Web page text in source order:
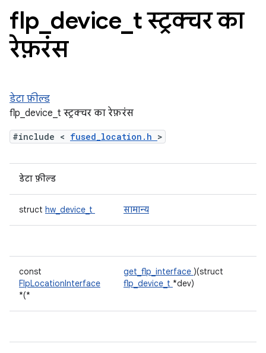
flp device t स्ट्रक्चर का
रेफ़रंस
डेटा फ़ील्ड
flp_device_t स्ट्रक्चर का रेफ़रंस
#include < fused_location.h >
डेटा फ़ील्ड
struct hw_device_t सामान्य
const
FlpLocationInterface
*(*
get_flp_interface )(struct
flp_device_t *dev)